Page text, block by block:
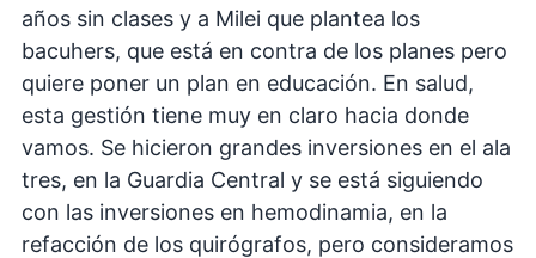
años sin clases y a Milei que plantea los
bacuhers, que está en contra de los planes pero
quiere poner un plan en educación. En salud,
esta gestión tiene muy en claro hacia donde
vamos. Se hicieron grandes inversiones en el ala
tres, en la Guardia Central y se está siguiendo
con las inversiones en hemodinamia, en la
refacción de los quirógrafos, pero consideramos